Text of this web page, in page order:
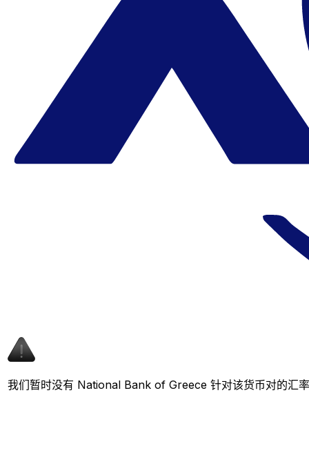
我们暂时没有 National Bank of Greece 针对该货币对的汇